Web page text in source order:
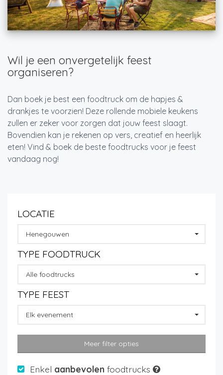
Wil je een onvergetelijk feest
organiseren?
Dan boek je best een foodtruck om de hapjes &
drankjes te voorzien! Deze rollende mobiele keukens
zullen er zeker voor zorgen dat jouw feest slaagt.
Bovendien kan je rekenen op vers, creatief en heerlijk
eten! Vind & boek de beste foodtrucks voor je feest
vandaag nog!
LOCATIE
Henegouwen
TYPE FOODTRUCK
Alle foodtrucks
TYPE FEEST
Elk evenement
Meer filter opties
Enkel aanbevolen foodtrucks